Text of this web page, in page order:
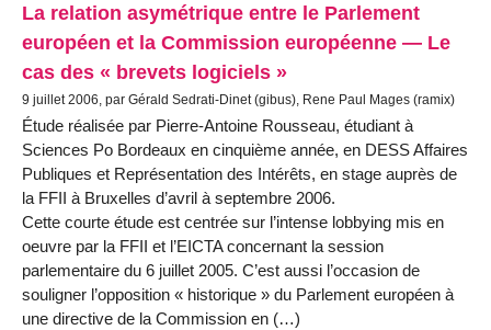
La relation asymétrique entre le Parlement
européen et la Commission européenne — Le
cas des « brevets logiciels »
9 juillet 2006, par Gérald Sedrati-Dinet (gibus), Rene Paul Mages (ramix)
Étude réalisée par Pierre-Antoine Rousseau, étudiant à
Sciences Po Bordeaux en cinquième année, en DESS Affaires
Publiques et Représentation des Intérêts, en stage auprès de
la FFII à Bruxelles d’avril à septembre 2006.
Cette courte étude est centrée sur l’intense lobbying mis en
oeuvre par la FFII et l’EICTA concernant la session
parlementaire du 6 juillet 2005. C’est aussi l’occasion de
souligner l’opposition « historique » du Parlement européen à
une directive de la Commission en (…)